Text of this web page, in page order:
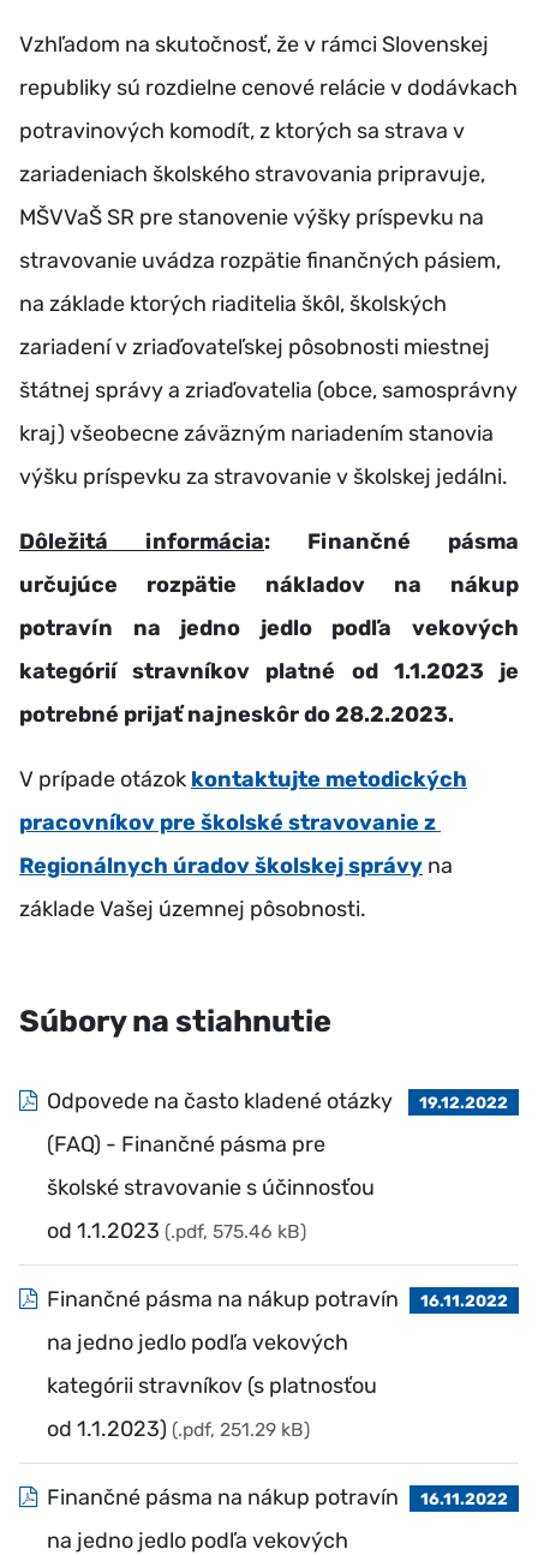
Vzhľadom na skutočnosť, že v rámci Slovenskej
republiky sú rozdielne cenové relácie v dodávkach
potravinových komodít, z ktorých sa strava v
zariadeniach školského stravovania pripravuje,
MŠVVaŠ SR pre stanovenie výšky príspevku na
stravovanie uvádza rozpätie finančných pásiem,
na základe ktorých riaditelia škôl, školských
zariadení v zriaďovateľskej pôsobnosti miestnej
štátnej správy a zriaďovatelia (obce, samosprávny
kraj) všeobecne záväzným nariadením stanovia
výšku príspevku za stravovanie v školskej jedálni.
Dôležitá informácia: Finančné pásma
určujúce rozpätie nákladov na nákup
potravín na jedno jedlo podľa vekových
kategórií stravníkov platné od 1.1.2023 je
potrebné prijať najneskôr do 28.2.2023.
V prípade otázok kontaktujte metodických
pracovníkov pre školské stravovanie z
Regionálnych úradov školskej správy na
základe Vašej územnej pôsobnosti.
Súbory na stiahnutie
Odpovede na často kladené otázky
(FAQ) - Finančné pásma pre
školské stravovanie s účinnosťou
od 1.1.2023 (.pdf, 575.46 kB)
19.12.2022
Finančné pásma na nákup potravín
na jedno jedlo podľa vekových
kategórii stravníkov (s platnosťou
od 1.1.2023) (.pdf, 251.29 kB)
16.11.2022
Finančné pásma na nákup potravín
na jedno jedlo podľa vekových
16.11.2022